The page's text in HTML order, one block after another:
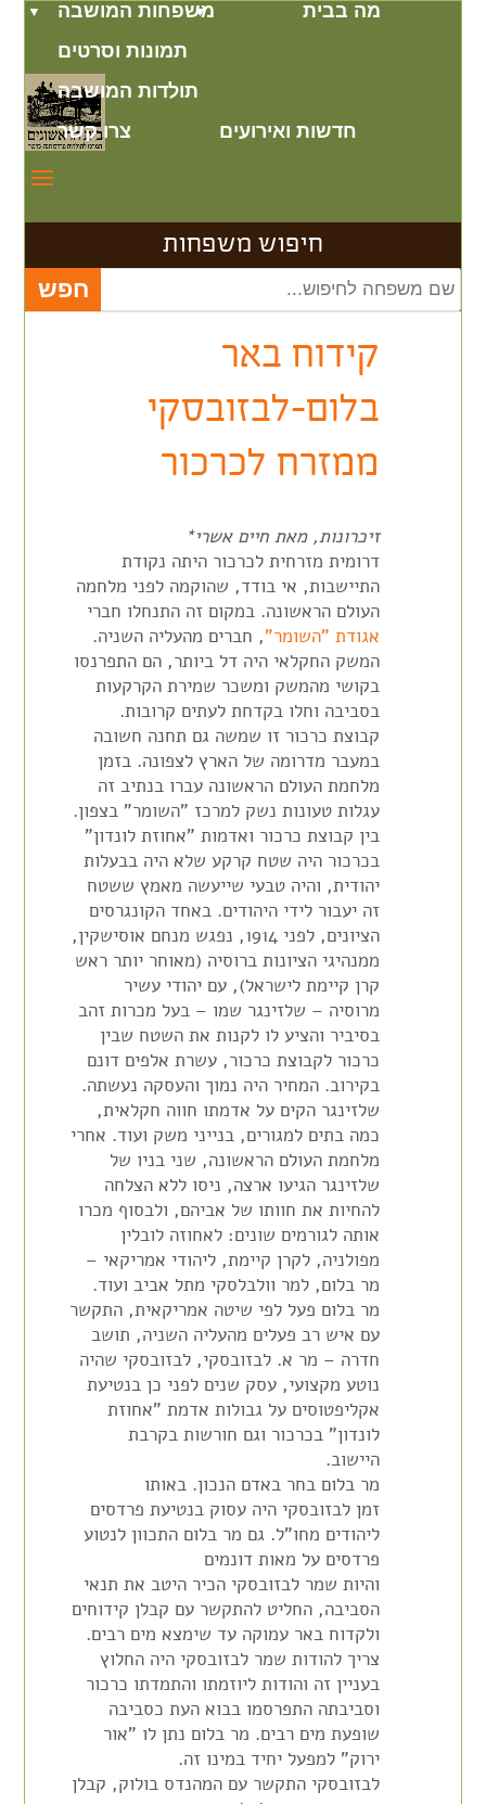
מה בבית
משפחות המושבה
תמונות וסרטים
תולדות המושבה
חדשות ואירועים
צרו קשר
חיפוש משפחות
קידוח באר
בלום-לבזובסקי
ממזרח לכרכור
זיכרונות, מאת חיים אשרי*
דרומית מזרחית לכרכורהיתה נקודת
התיישבות, אי בודד, שהוקמה לפני מלחמה
העולם הראשונה. במקום זה התנחלו חברי
אגודת "השומר", חברים מהעליה השניה.
המשק החקלאי היה דל ביותר, הם התפרנסו
בקושי מהמשק ומשכר שמירת הקרקעות
בסביבה וחלו בקדחת לעתים קרובות.
קבוצת כרכור זו שמשה גם תחנה חשובה
במעבר מדרומה של הארץ לצפונה. בזמן
מלחמת העולם הראשונה עברו בנתיב זה
עגלות טעונות נשק למרכז "השומר" בצפון.
בין קבוצת כרכור ואדמות "אחוזת לונדון"
בכרכור היה שטח קרקע שלא היה בבעלות
יהודית, והיה טבעי שייעשה מאמץ ששטח
זה יעבור לידי היהודים. באחד הקונגרסים
הציונים, לפני1914, נפגש מנחם אוסישקין,
ממנהיגי הציונות ברוסיה (מאוחר יותר ראש
קרן קיימת לישראל), עם יהודי עשיר
מרוסיה – שלזינגר שמו – בעל מכרות זהב
בסיביר והציע לו לקנות את השטח שבין
כרכור לקבוצת כרכור, עשרת אלפים דונם
בקירוב. המחיר היה נמוך והעסקה נעשתה.
שלזינגר הקים על אדמתו חווה חקלאית,
כמה בתים למגורים, בנייני משק ועוד. אחרי
מלחמת העולם הראשונה, שני בניו של
שלזינגר הגיעו ארצה, ניסו ללא הצלחה
להחיות את חוותו של אביהם, ולבסוף מכרו
אותה לגורמים שונים: לאחוזה לובלין
מפולניה, לקרן קיימת, ליהודי אמריקאי –
מר בלום, למר וולבלסקי מתל אביב ועוד.
מר בלום פעל לפי שיטה אמריקאית, התקשר
עם איש רב פעלים מהעליה השניה, תושב
חדרה – מר א.לבזובסקי,לבזובסקי שהיה
נוטע מקצועי, עסק שנים לפני כן בנטיעת
אקליפטוסים על גבולות אדמת "אחוזת
לונדון" בכרכור וגם חורשות בקרבת
היישוב.
מר בלום בחר באדם הנכון. באותו
זמןלבזובסקי היה עסוק בנטיעת פרדסים
ליהודים מחו"ל. גם מר בלום התכוון לנטוע
פרדסים על מאות דונמים
והיות שמרלבזובסקי הכיר היטב את תנאי
הסביבה, החליט להתקשר עם קבלן קידוחים
ולקדוח באר עמוקה עד שימצא מים רבים.
צריך להודות שמרלבזובסקי היה החלוץ
בעניין זה והודות ליוזמתו והתמדתו כרכור
וסביבתה התפרסמו בבוא העת כסביבה
שופעת מים רבים. מר בלום נתן לו "אור
ירוק" למפעל יחיד במינו זה.
לבזובסקי התקשר עם המהנדס בולוק, קבלן